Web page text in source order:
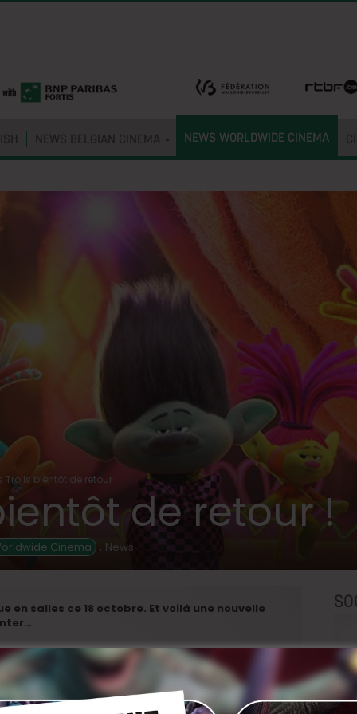
NEWS BELGIAN CINEMA NEWS WORLDWIDE CINEMA
Trolls bientôt de retour !
de retour !
Cinema , News
en salles ce 18 octobre. Et voilà une nouvelle
finalement tomber dans les bras l’un de l’autre,
Alors qu’ils n’ont normalement plus de secrets
incroyable relative au passé de Branch. À l’époque,
ils formaient le Boys Band le plus en vogue du
enfant, le groupe s’est séparé, tout comme la